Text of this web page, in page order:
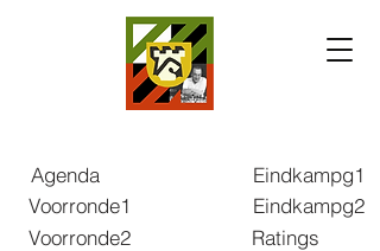
Agenda
Voorronde1
Voorronde2
Eindkampg1
Eindkampg2
Ratings